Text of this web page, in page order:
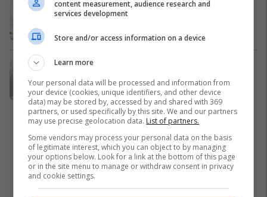
Nga shtëpi pushimi në aset
Edil Project
Emona Center vjen me një pikë të re
në Ferizaj me ofertat më të mira në
treg
Emona Center
content measurement, audience research and
services development
Store and/or access information on a device
Learn more
Your personal data will be processed and information from
your device (cookies, unique identifiers, and other device
data) may be stored by, accessed by and shared with 369
partners, or used specifically by this site. We and our partners
may use precise geolocation data. List of partners.
Some vendors may process your personal data on the basis
of legitimate interest, which you can object to by managing
your options below. Look for a link at the bottom of this page
or in the site menu to manage or withdraw consent in privacy
and cookie settings.